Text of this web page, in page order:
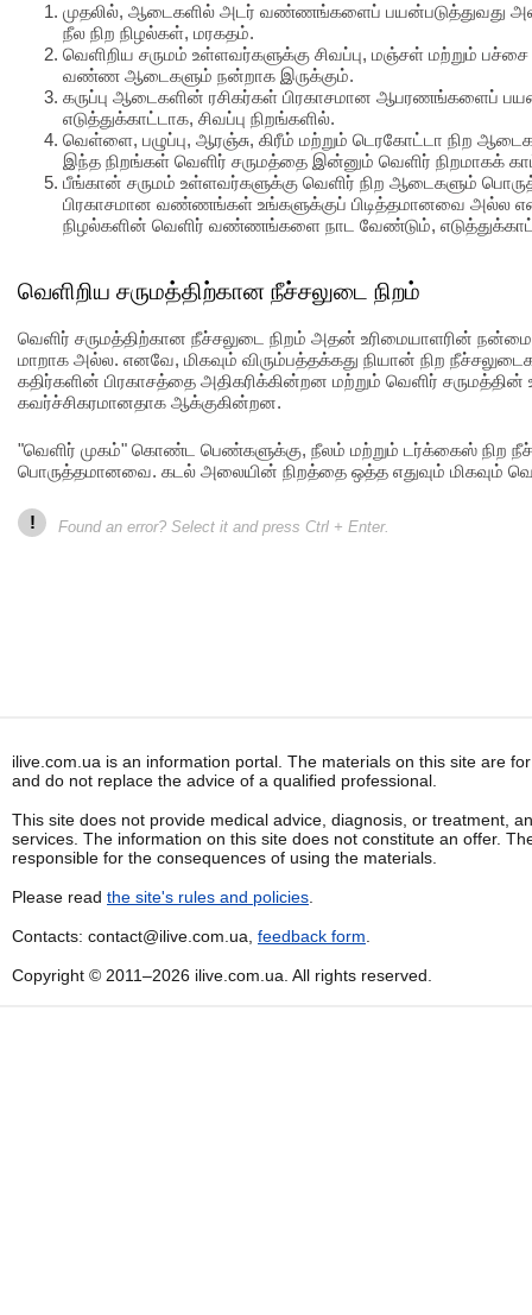
முதலில், ஆடைகளில் அடர் வண்ணங்களைப் பயன்படுத்துவது
நீல நிற நிழல்கள், மரகதம்.
வெளிறிய சருமம் உள்ளவர்களுக்கு சிவப்பு, மஞ்சள் மற்றும்
வண்ண ஆடைகளும் நன்றாக இருக்கும்.
கருப்பு ஆடைகளின் ரசிகர்கள் பிரகாசமான ஆபரணங்களைப்
எடுத்துக்காட்டாக, சிவப்பு நிறங்களில்.
வெள்ளை, பழுப்பு, ஆரஞ்சு, கிரீம் மற்றும் டெரகோட்டா நிற
இந்த நிறங்கள் வெளிர் சருமத்தை இன்னும் வெளிர் நிறமாகக்
பீங்கான் சருமம் உள்ளவர்களுக்கு வெளிர் நிற ஆடைகளும்
பிரகாசமான வண்ணங்கள் உங்களுக்குப் பிடித்தமானவை அல்ல
நிழல்களின் வெளிர் வண்ணங்களை நாட வேண்டும்,
வெளிறிய சருமத்திற்கான நீச்சலுடை நிறம்
வெளிர் சருமத்திற்கான நீச்சலுடை நிறம் அதன் உரிமையாளரின்
மாறாக அல்ல. எனவே, மிகவும் விரும்பத்தக்கது நியான் நிற
கதிர்களின் பிரகாசத்தை அதிகரிக்கின்றன மற்றும் வெளிர்
கவர்ச்சிகரமானதாக ஆக்குகின்றன.
"வெளிர் முகம்" கொண்ட பெண்களுக்கு, நீலம் மற்றும் டர்க்கைஸ் நிற
பொருத்தமானவை. கடல் அலையின் நிறத்தை ஒத்த எதுவும் மிகவும்
! Found an error? Select it and press Ctrl + Enter.
ilive.com.ua is an information portal. The materials on this site are
and do not replace the advice of a qualified professional.
This site does not provide medical advice, diagnosis, or treatment,
services. The information on this site does not constitute an offer.
responsible for the consequences of using the materials.
Please read the site's rules and policies
Contacts: contact@ilive.com.ua, feedback form
Copyright © 2011–2026 ilive.com.ua. All rights reserved.